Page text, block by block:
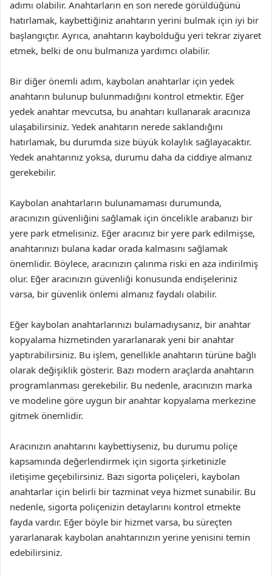
adımı olabilir. Anahtarların en son nerede görüldüğünü
hatırlamak, kaybettiğiniz anahtarın yerini bulmak için iyi bir
başlangıçtır. Ayrıca, anahtarın kaybolduğu yeri tekrar ziyaret
etmek, belki de onu bulmanıza yardımcı olabilir.
Bir diğer önemli adım, kaybolan anahtarlar için yedek
anahtarın bulunup bulunmadığını kontrol etmektir. Eğer
yedek anahtar mevcutsa, bu anahtarı kullanarak aracınıza
ulaşabilirsiniz. Yedek anahtarın nerede saklandığını
hatırlamak, bu durumda size büyük kolaylık sağlayacaktır.
Yedek anahtarınız yoksa, durumu daha da ciddiye almanız
gerekebilir.
Kaybolan anahtarların bulunamaması durumunda,
aracınızın güvenliğini sağlamak için öncelikle arabanızı bir
yere park etmelisiniz. Eğer aracınız bir yere park edilmişse,
anahtarınızı bulana kadar orada kalmasını sağlamak
önemlidir. Böylece, aracınızın çalınma riski en aza indirilmiş
olur. Eğer aracınızın güvenliği konusunda endişeleriniz
varsa, bir güvenlik önlemi almanız faydalı olabilir.
Eğer kaybolan anahtarlarınızı bulamadıysanız, bir anahtar
kopyalama hizmetinden yararlanarak yeni bir anahtar
yaptırabilirsiniz. Bu işlem, genellikle anahtarın türüne bağlı
olarak değişiklik gösterir. Bazı modern araçlarda anahtarın
programlanması gerekebilir. Bu nedenle, aracınızın marka
ve modeline göre uygun bir anahtar kopyalama merkezine
gitmek önemlidir.
Aracınızın anahtarını kaybettiyseniz, bu durumu poliçe
kapsamında değerlendirmek için sigorta şirketinizle
iletişime geçebilirsiniz. Bazı sigorta poliçeleri, kaybolan
anahtarlar için belirli bir tazminat veya hizmet sunabilir. Bu
nedenle, sigorta poliçenizin detaylarını kontrol etmekte
fayda vardır. Eğer böyle bir hizmet varsa, bu süreçten
yararlanarak kaybolan anahtarınızın yerine yenisini temin
edebilirsiniz.